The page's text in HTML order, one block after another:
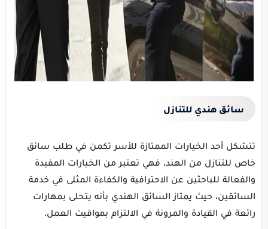
سائق هندي للتنازل
تتشكل أحد الخيارات الممتازة للأسر تكمن في طلب سائق
خاص للتنازل من الهند، فهي تعتبر من الخيارات المفيدة
والفعالة للباحثين عن الاحترافية والكفاءة المثلى في خدمة
السائقين، حيث يمتاز السائق الهندي بأنه يتحلى بمهارات
رائعة في القيادة والمرونة في الالتزام بمواقيت العمل.